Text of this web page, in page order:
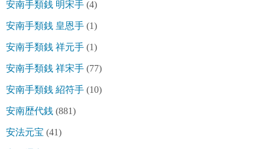
安南手類銭 明宋手 (4)
安南手類銭 皇恩手 (1)
安南手類銭 祥元手 (1)
安南手類銭 祥宋手 (77)
安南手類銭 紹符手 (10)
安南歴代銭 (881)
安法元宝 (41)